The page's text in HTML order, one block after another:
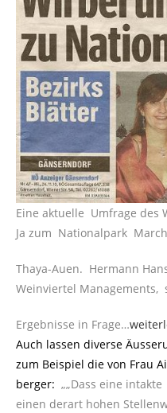
Eine aktuelle Umfrage des
Ja zum Nationalpark
Thaya-Auen. Hermann
Weinviertel Managements,
Ergebnisse in Frage…
Auch lassen diverse
zum Beispiel die von Frau
berger: „„Dass eine
einen derart hohen